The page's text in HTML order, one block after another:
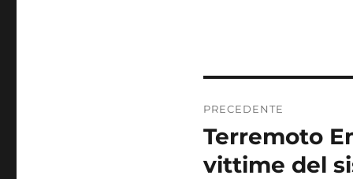
articoli
PRECEDENTE
Articolo
precedente:
Terremoto
vittime del